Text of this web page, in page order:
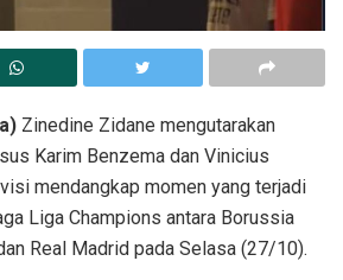
Zinedine Zidane mengutarakan
Karim Benzema dan Vinicius
mendangkap momen yang terjadi
Liga Champions antara Borussia
Real Madrid pada Selasa (27/10).